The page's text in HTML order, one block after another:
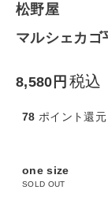
生活雑貨
松野屋
マルシェカゴ
8,580 税込
78 ポイント還元
one size
SOLD OUT